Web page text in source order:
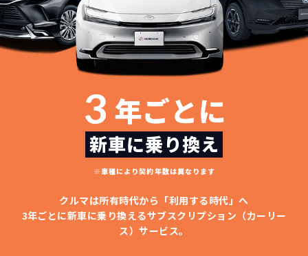
3 年ごとに
新車に乗り換え
※車種により契約年数は異なります
クルマは所有時代から「利用する時代」へ
3年ごとに新車に乗り換えるサブスクリプション（カーリー
ス）サービス。